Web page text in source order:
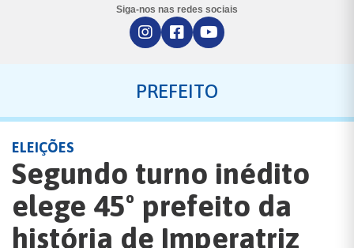
Siga-nos nas redes sociais
PREFEITO
ELEIÇÕES
Segundo turno inédito
elege 45º prefeito da
história de Imperatriz